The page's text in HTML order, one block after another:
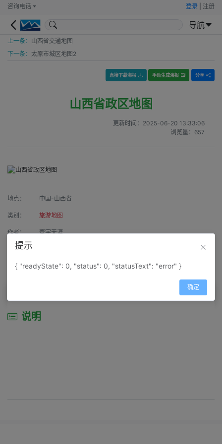
咨询电话 登录 注册
导航
上一条： 山西省交通地图
下一条： 太原市城区地图2
直接下载海报 手动生成海报 分享
山西省政区地图
更新时间： 2025-06-20 13:33:06
浏览量： 657
地点： 中国-山西省
类别： 旅游地图
作者： 寰宇天涯
来源：
属性： 地图属性： 地图类型-行政区划图
说明
提示
{ "readyState": 0, "status": 0, "statusText": "error" }
确定